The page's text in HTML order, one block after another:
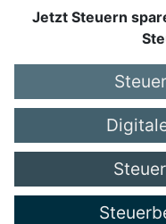
Jetzt Steuern